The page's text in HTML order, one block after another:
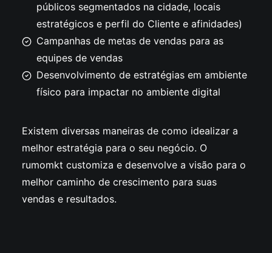
públicos segmentados na cidade, locais
estratégicos e perfil do Cliente e afinidades)
Campanhas de metas de vendas para as
equipes de vendas
Desenvolvimento de estratégias em ambiente
físico para impactar no ambiente digital
Existem diversas maneiras de como idealizar a
melhor estratégia para o seu negócio. O
rumomkt customiza e desenvolve a visão para o
melhor caminho de crescimento para suas
vendas e resultados.